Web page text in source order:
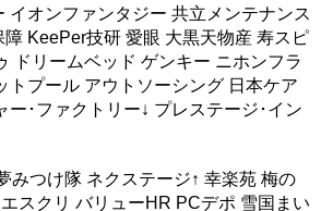
イオンファンタジー 共立メンテナンス
KeePer技研 愛眼 大黒天物産 寿スピ
ドリームベッド ゲンキー ニホンフラ
トプール アウトソーシング 日本ケア
ー･ファクトリー↓ プレステージ･イン
みつけ隊 ネクステージ↑ 幸楽苑 梅の
スクリ バリューHR PCデポ 雪国まい